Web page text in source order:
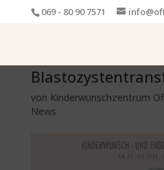
069 - 80 90 7571
von Kinderwunschzentrum
News